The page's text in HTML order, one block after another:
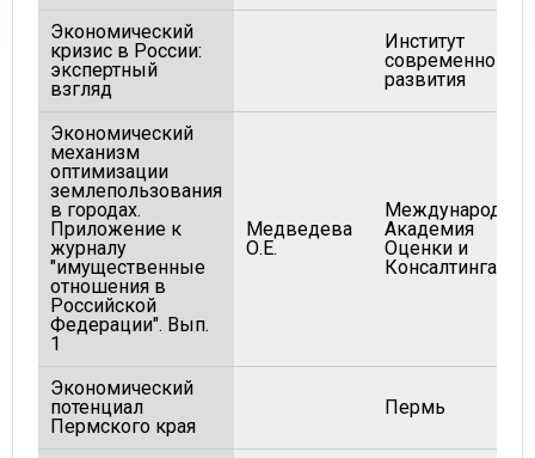
Экономический
кризис в России:
экспертный
взгляд
Институт
современного
развития
Экономический
механизм
оптимизации
землепользования
в городах.
Приложение к
журналу
"имущественные
отношения в
Российской
Федерации". Вып.
1
Медведева
О.Е.
Международная
Академия
Оценки и
Консалтинга
Экономический
потенциал
Пермского края
Пермь